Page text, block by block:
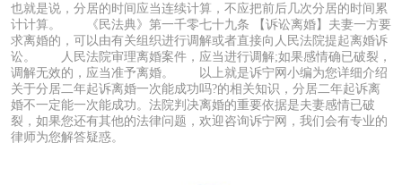
也就是说，分居的时间应当连续计算，不应把前后几次分居的时间累
计计算。 《民法典》第一千零七十九条 【诉讼离婚】夫妻一方要
求离婚的，可以由有关组织进行调解或者直接向人民法院提起离婚诉
讼。 人民法院审理离婚案件，应当进行调解;如果感情确已破裂，
调解无效的，应当准予离婚。 以上就是诉宁网小编为您详细介绍
关于分居二年起诉离婚一次能成功吗?的相关知识，分居二年起诉离
婚不一定能一次能成功。法院判决离婚的重要依据是夫妻感情已破
裂，如果您还有其他的法律问题，欢迎咨询诉宁网，我们会有专业的
律师为您解答疑惑。